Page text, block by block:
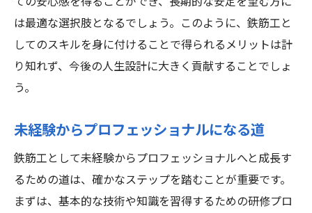
は最適な選択肢となるでしょう。このように、鉄筋工と
してのスキルを身に付けることで得られるメリットは計
り知れず、今後の人生設計に大きく貢献することでしょ
う。
未経験からプロフェッショナルになる道
鉄筋工として未経験からプロフェッショナルへと成長す
るための道は、確かなステップを踏むことが重要です。
まずは、基本的な技術や知識を習得するための研修プロ